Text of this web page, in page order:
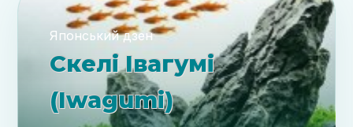
Японський дзен
Скелі Івагумі
(Iwagumi)